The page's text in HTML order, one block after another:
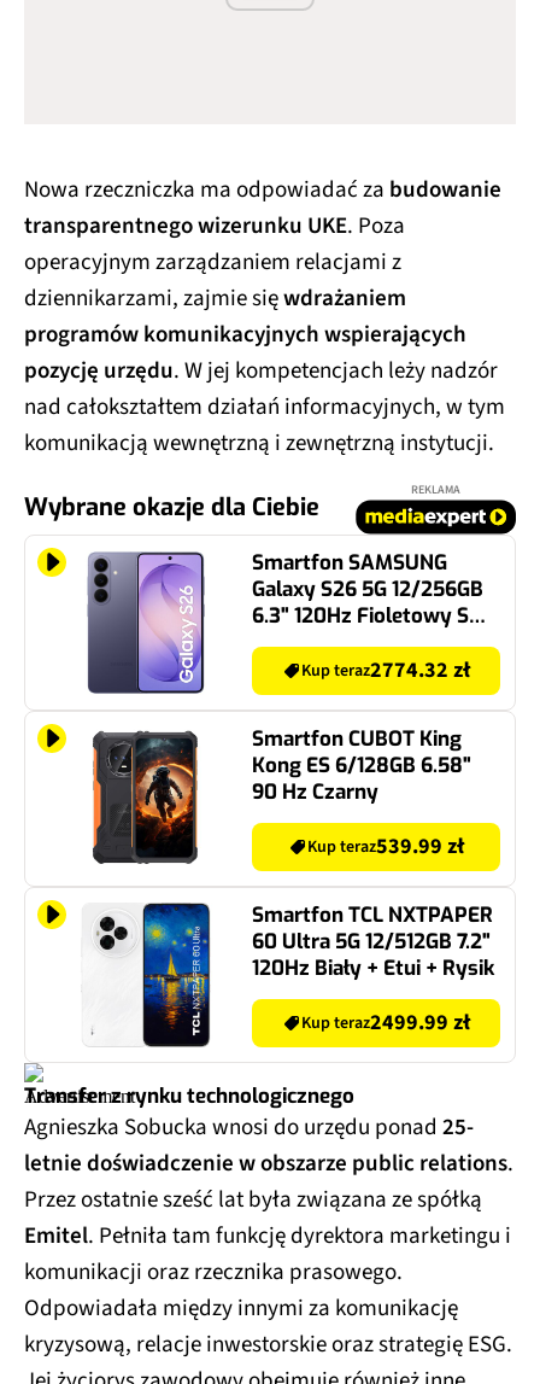
Nowa rzeczniczka ma odpowiadać za budowanie
transparentnego wizerunku UKE. Poza
operacyjnym zarządzaniem relacjami z
dziennikarzami, zajmie sięwdrażaniem
programów komunikacyjnych wspierających
pozycję urzędu. W jej kompetencjach leży nadzór
nad całokształtem działań informacyjnych, w tym
komunikacją wewnętrzną i zewnętrzną instytucji.
Wybrane okazje dla Ciebie
REKLAMA
Smartfon SAMSUNG
Galaxy S26 5G 12/256GB
6.3" 120Hz Fioletowy SM-
S942 EU
Kup teraz2774.32 zł
Smartfon CUBOT King
Kong ES 6/128GB 6.58"
90 Hz Czarny
Kup teraz539.99 zł
Smartfon TCL NXTPAPER
60 Ultra 5G 12/512GB 7.2"
120Hz Biały + Etui + Rysik
Kup teraz2499.99 zł
Transfer z rynku technologicznego
Agnieszka Sobucka wnosi do urzędu ponad 25-
letnie doświadczenie w obszarze public relations.
Przez ostatnie sześć lat była związana ze spółką
Emitel. Pełniła tam funkcję dyrektora marketingu i
komunikacji oraz rzecznika prasowego.
Odpowiadała między innymi za komunikację
kryzysową, relacje inwestorskie oraz strategię ESG.